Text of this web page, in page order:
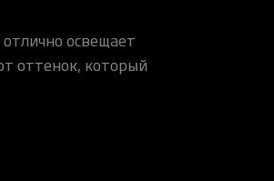
освещает
оттенок, который